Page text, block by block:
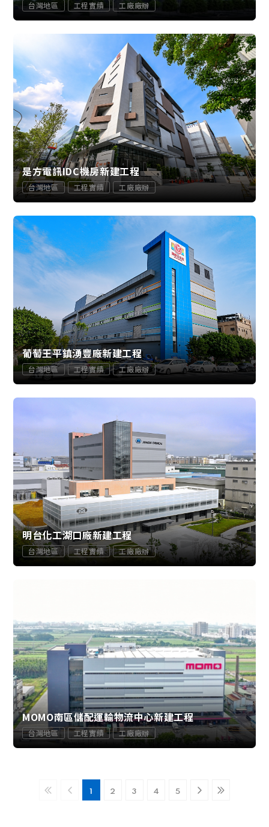
台灣地區 工程實績 工廠廠辦
是方電訊IDC機房新建工程
台灣地區 工程實績 工廠廠辦
葡萄王平鎮湧豐廠新建工程
台灣地區 工程實績 工廠廠辦
明台化工湖口廠新建工程
台灣地區 工程實績 工廠廠辦
MOMO南區儲配運輸物流中心新建工程
台灣地區 工程實績 工廠廠辦
1 2 3 4 5